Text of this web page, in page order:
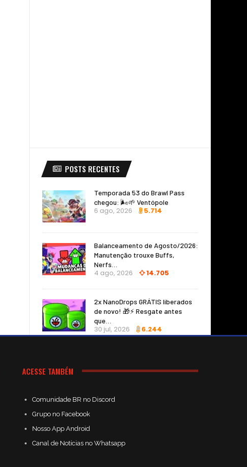
POSTS RECENTES
Temporada 53 do Brawl Pass
chegou: 🌬️🌱 Ventópole
6 ago, 2026 5.714
Balanceamento de Agosto/2026:
Manutenção trouxe Buffs,
Nerfs…
4 ago, 2026 14.705
2x NanoDrops GRÁTIS liberados
de novo! 🎁⚡ Resgate antes
que…
30 jul, 2026 6.244
ACESSE TAMBÉM
Comunidade BR no Discord
Grupo no Facebook
Nosso App Android
Canal de Notícias no Whatsapp